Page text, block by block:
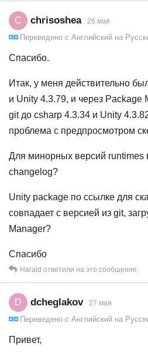
C chrisoshea 26 мая
Переведено с Английский на
Спасибо.
Итак, у меня действительно
и Unity 4.3.79, и через Package
git до csharp 4.3.34 и Unity
проблема с предпросмотром
Для минорных версий runtimes
changelog?
Unity package по ссылке для
совпадает с версией из git,
Manager?
Спасибо
Harald ответили на это сообщение.
D dcheglakov 27 мая
Переведено с Английский на
Привет,